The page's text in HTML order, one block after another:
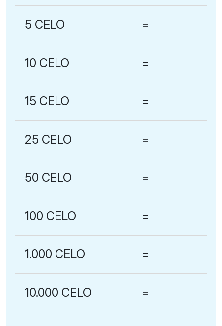
5 CELO =
10 CELO =
15 CELO =
25 CELO =
50 CELO =
100 CELO =
1.000 CELO =
10.000 CELO =